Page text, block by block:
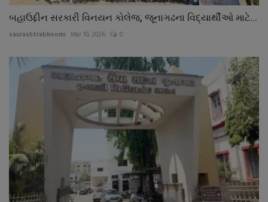
બહાઉદ્દીન સરકારી વિનયન કોલેજ, જૂનાગઢના વિદ્યાર્થીઓ માટે...
saurashtrabhoomi Mar 10, 2026 0